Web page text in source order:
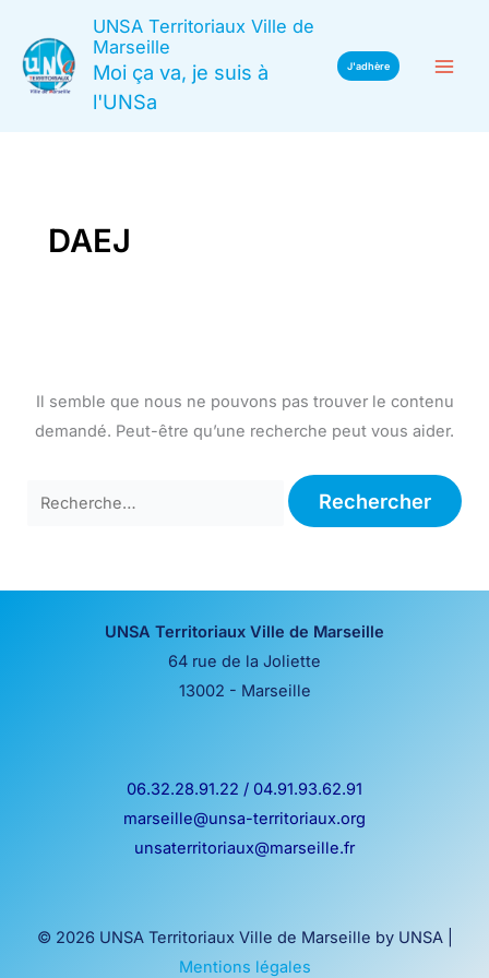
contenu
UNSA Territoriaux Ville de
Marseille
Moi ça va, je suis à
l'UNSa
J'adhère
DAEJ
Il semble que nous ne pouvons pas trouver le contenu
demandé. Peut-être qu’une recherche peut vous aider.
UNSA Territoriaux Ville de Marseille
64 rue de la Joliette
13002 - Marseille
06.32.28.91.22 / 04.91.93.62.91
marseille@unsa-territoriaux.org
unsaterritoriaux@marseille.fr
© 2026 UNSA Territoriaux Ville de Marseille by UNSA |
Mentions légales